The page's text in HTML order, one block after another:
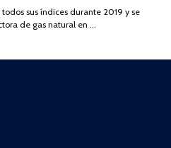
2025
sus índices durante 2019 y se
de gas natural en …